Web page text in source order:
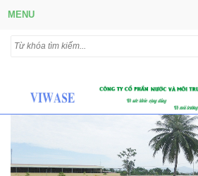
MENU